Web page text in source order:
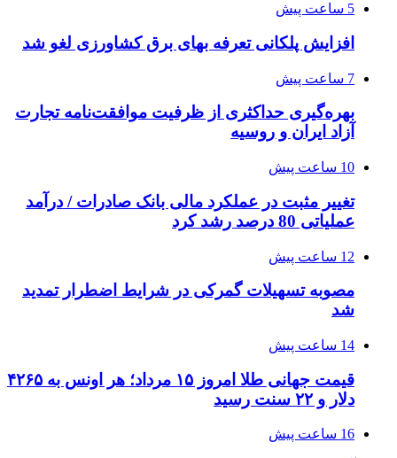
5 ساعت پیش
افزایش پلکانی تعرفه بهای برق کشاورزی لغو شد
7 ساعت پیش
بهره‌گیری حداکثری از ظرفیت موافقت‌نامه تجارت
آزاد ایران و روسیه
10 ساعت پیش
تغییر مثبت در عملکرد مالی بانک صادرات / درآمد
عملیاتی 80 درصد رشد کرد
12 ساعت پیش
مصوبه تسهیلات گمرکی در شرایط اضطرار تمدید
شد
14 ساعت پیش
قیمت جهانی طلا امروز ۱۵ مرداد؛ هر اونس به ۴۲۶۵
دلار و ۲۲ سنت رسید
16 ساعت پیش